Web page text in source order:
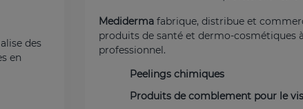
des
en
Medidermafabrique, distribue et
produits de santé et dermo-cosmétiques
professionnel.
Peelings chimiques
Produits de comblement pour le